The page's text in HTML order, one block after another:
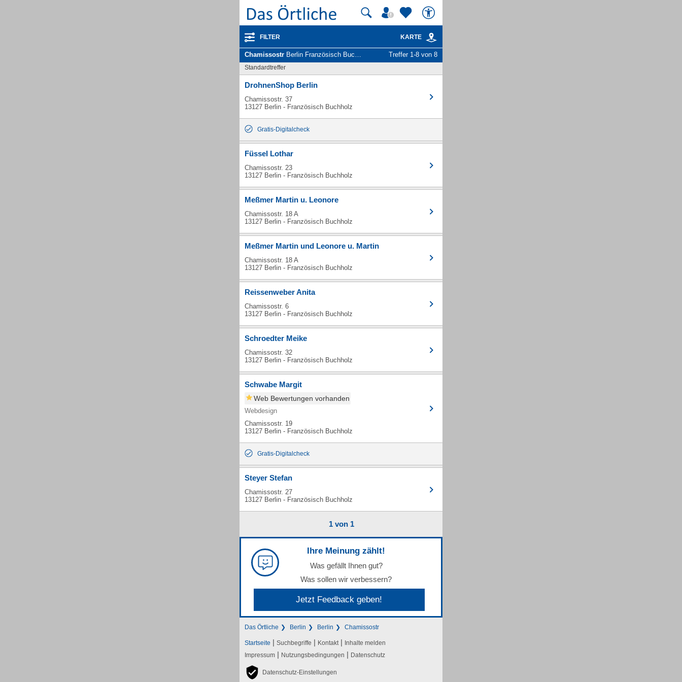
FILTER KARTE
Chamissostr Berlin Französisch Buchholz - Unternehmen und Personen Treffer 1-8 von 8
Standardtreffer
DrohnenShop Berlin
Chamissostr. 37
13127 Berlin - Französisch Buchholz
Gratis-Digitalcheck
Füssel Lothar
Chamissostr. 23
13127 Berlin - Französisch Buchholz
Meßmer Martin u. Leonore
Chamissostr. 18 A
13127 Berlin - Französisch Buchholz
Meßmer Martin und Leonore u. Martin
Chamissostr. 18 A
13127 Berlin - Französisch Buchholz
Reissenweber Anita
Chamissostr. 6
13127 Berlin - Französisch Buchholz
Schroedter Meike
Chamissostr. 32
13127 Berlin - Französisch Buchholz
Schwabe Margit
Web Bewertungen vorhanden
Webdesign
Chamissostr. 19
13127 Berlin - Französisch Buchholz
Gratis-Digitalcheck
Steyer Stefan
Chamissostr. 27
13127 Berlin - Französisch Buchholz
1 von 1
Ihre Meinung zählt!
Was gefällt Ihnen gut?
Was sollen wir verbessern?
Jetzt Feedback geben!
Das Örtliche Berlin Berlin Chamissostr
Startseite | Suchbegriffe | Kontakt | Inhalte melden
Impressum | Nutzungsbedingungen | Datenschutz
Datenschutz-Einstellungen